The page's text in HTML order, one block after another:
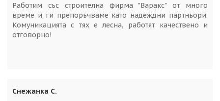
Работим със строителна фирма "Варакс" от много
време и ги препоръчваме като надеждни партньори.
Комуникацията с тях е лесна, работят качествено и
отговорно!
Снежанка С.